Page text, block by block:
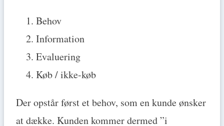
Behov
Information
Evaluering
Køb / ikke-køb
Der opstår først et behov, som en kunde ønsker
at dække. Kunden kommer dermed ”i